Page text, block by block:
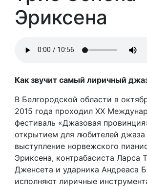
Эриксена
Как звучит самый лиричный
В Белгородской области в
2015 года проходил XX
фестиваль «Джазовая
открытием для любителей джаза
выступление норвежского
Эриксена, контрабасиста Ларса
Дженсета и ударника Андреаса
исполняют лиричные